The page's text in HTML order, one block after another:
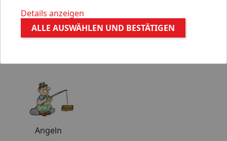
Angeln
Details anzeigen
ALLE AUSWÄHLEN UND BESTÄTIGEN